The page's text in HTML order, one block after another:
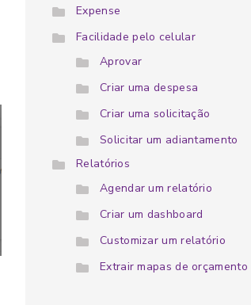
Expense
Facilidade pelo celular
Aprovar
Criar uma despesa
Criar uma solicitação
Solicitar um adiantamento
Relatórios
Agendar um relatório
Criar um dashboard
Customizar um relatório
Extrair mapas de orçamento